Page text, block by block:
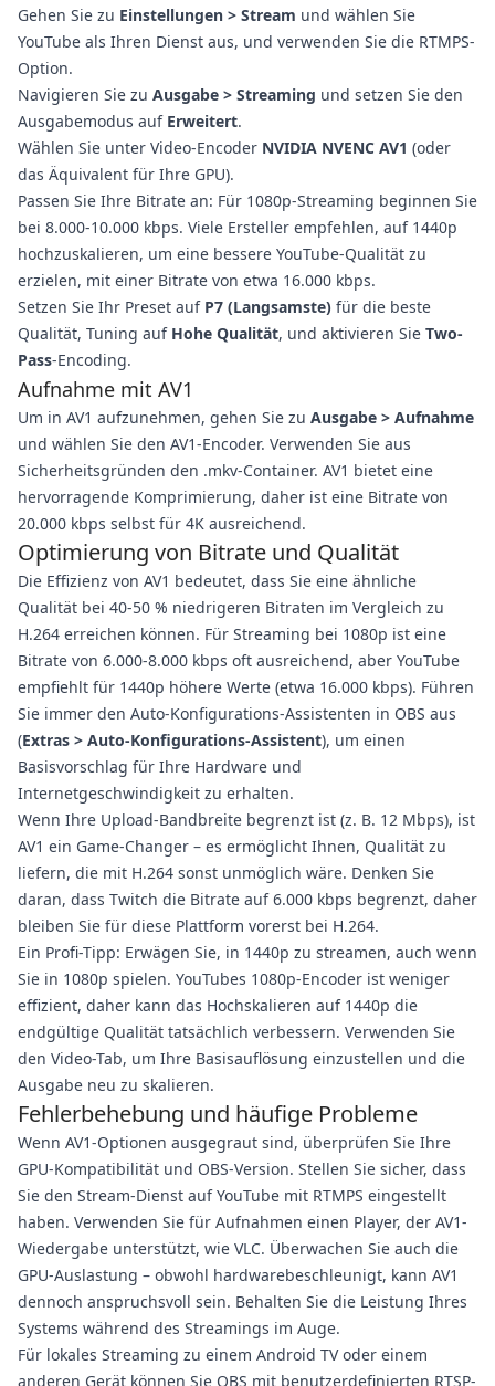
Gehen Sie zu Einstellungen > Stream und wählen Sie
YouTube als Ihren Dienst aus, und verwenden Sie die RTMPS-
Option.
Navigieren Sie zu Ausgabe > Streaming und setzen Sie den
Ausgabemodus auf Erweitert.
Wählen Sie unter Video-Encoder NVIDIA NVENC AV1 (oder
das Äquivalent für Ihre GPU).
Passen Sie Ihre Bitrate an: Für 1080p-Streaming beginnen Sie
bei 8.000-10.000 kbps. Viele Ersteller empfehlen, auf 1440p
hochzuskalieren, um eine bessere YouTube-Qualität zu
erzielen, mit einer Bitrate von etwa 16.000 kbps.
Setzen Sie Ihr Preset auf P7 (Langsamste) für die beste
Qualität, Tuning auf Hohe Qualität, und aktivieren Sie Two-
Pass-Encoding.
Aufnahme mit AV1
Um in AV1 aufzunehmen, gehen Sie zu Ausgabe > Aufnahme
und wählen Sie den AV1-Encoder. Verwenden Sie aus
Sicherheitsgründen den .mkv-Container. AV1 bietet eine
hervorragende Komprimierung, daher ist eine Bitrate von
20.000 kbps selbst für 4K ausreichend.
Optimierung von Bitrate und Qualität
Die Effizienz von AV1 bedeutet, dass Sie eine ähnliche
Qualität bei 40-50 % niedrigeren Bitraten im Vergleich zu
H.264 erreichen können. Für Streaming bei 1080p ist eine
Bitrate von 6.000-8.000 kbps oft ausreichend, aber YouTube
empfiehlt für 1440p höhere Werte (etwa 16.000 kbps). Führen
Sie immer den Auto-Konfigurations-Assistenten in OBS aus
(Extras > Auto-Konfigurations-Assistent), um einen
Basisvorschlag für Ihre Hardware und
Internetgeschwindigkeit zu erhalten.
Wenn Ihre Upload-Bandbreite begrenzt ist (z. B. 12 Mbps), ist
AV1 ein Game-Changer – es ermöglicht Ihnen, Qualität zu
liefern, die mit H.264 sonst unmöglich wäre. Denken Sie
daran, dass Twitch die Bitrate auf 6.000 kbps begrenzt, daher
bleiben Sie für diese Plattform vorerst bei H.264.
Ein Profi-Tipp: Erwägen Sie, in 1440p zu streamen, auch wenn
Sie in 1080p spielen. YouTubes 1080p-Encoder ist weniger
effizient, daher kann das Hochskalieren auf 1440p die
endgültige Qualität tatsächlich verbessern. Verwenden Sie
den Video-Tab, um Ihre Basisauflösung einzustellen und die
Ausgabe neu zu skalieren.
Fehlerbehebung und häufige Probleme
Wenn AV1-Optionen ausgegraut sind, überprüfen Sie Ihre
GPU-Kompatibilität und OBS-Version. Stellen Sie sicher, dass
Sie den Stream-Dienst auf YouTube mit RTMPS eingestellt
haben. Verwenden Sie für Aufnahmen einen Player, der AV1-
Wiedergabe unterstützt, wie VLC. Überwachen Sie auch die
GPU-Auslastung – obwohl hardwarebeschleunigt, kann AV1
dennoch anspruchsvoll sein. Behalten Sie die Leistung Ihres
Systems während des Streamings im Auge.
Für lokales Streaming zu einem Android TV oder einem
anderen Gerät können Sie OBS mit benutzerdefinierten RTSP-